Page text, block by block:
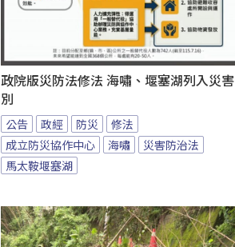
政院版災防法修法 海嘯、堰塞湖列入災害
別
公告 政經 防災
修法
成立防災協作中心
海嘯
災害防治法
馬太鞍堰塞湖